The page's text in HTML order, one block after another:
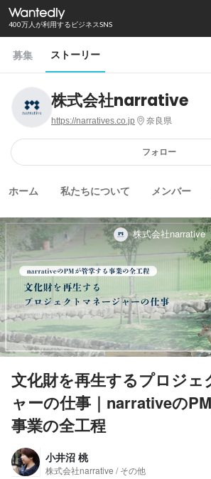
400万人が利用するビジネスSNS
募集 ストーリー
株式会社narrative
https://narratives.co.jp 奈良県
フォロー
ホーム 私たちについて メンバー
株式会社narrative
文化財を再生するプロジェ
ャーの仕事｜narrativeの
事業の全工程
小井沼 桃
株式会社narrative / その他